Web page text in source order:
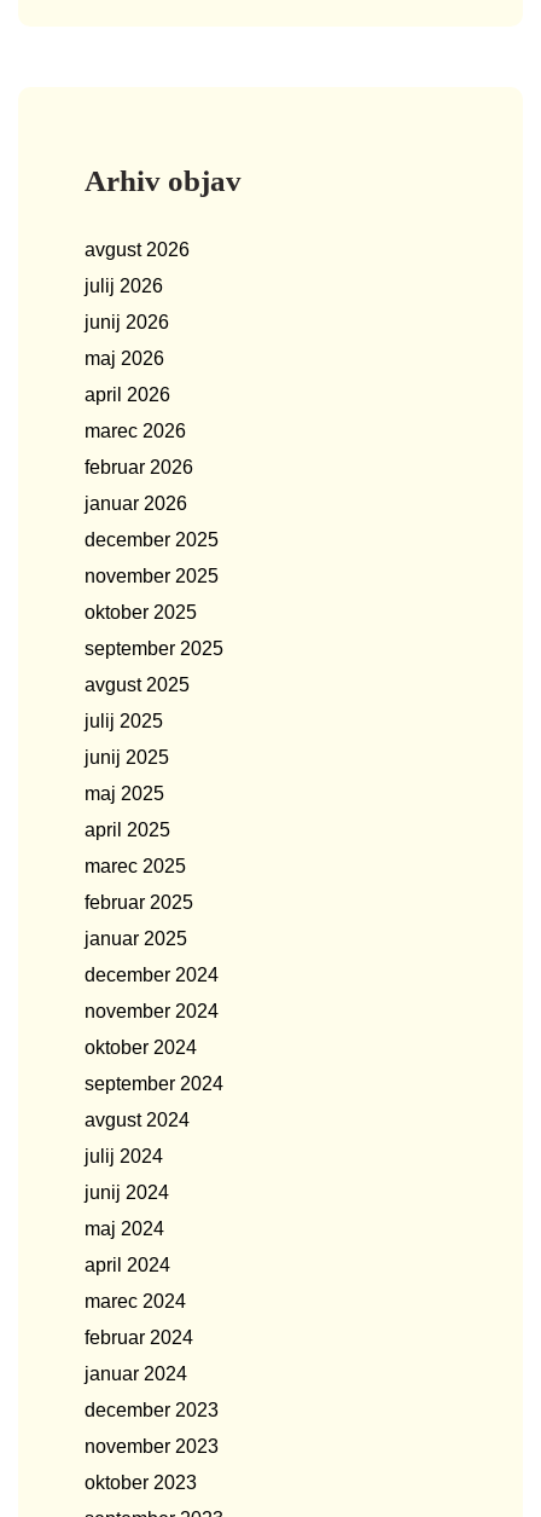
Arhiv objav
avgust 2026
julij 2026
junij 2026
maj 2026
april 2026
marec 2026
februar 2026
januar 2026
december 2025
november 2025
oktober 2025
september 2025
avgust 2025
julij 2025
junij 2025
maj 2025
april 2025
marec 2025
februar 2025
januar 2025
december 2024
november 2024
oktober 2024
september 2024
avgust 2024
julij 2024
junij 2024
maj 2024
april 2024
marec 2024
februar 2024
januar 2024
december 2023
november 2023
oktober 2023